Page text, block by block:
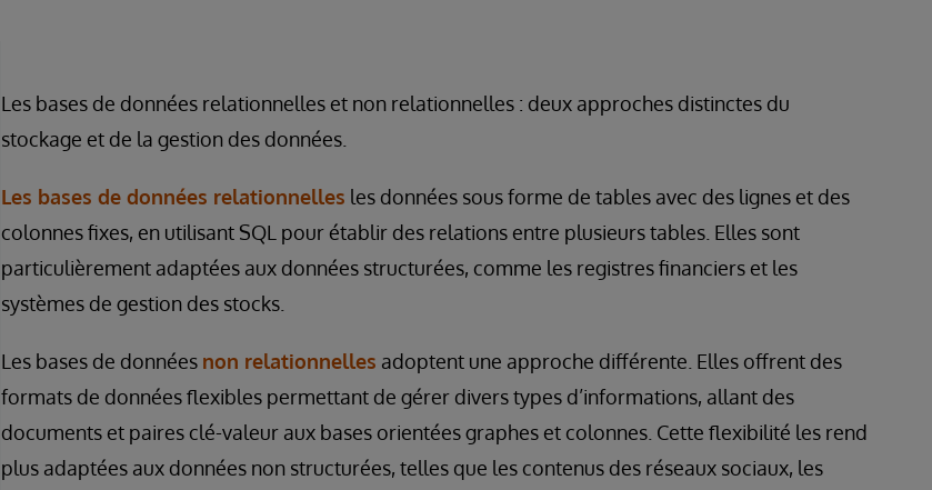
Les bases de données relationnelles et non relationnelles : deux approches distinctes du
stockage et de la gestion des données.
Les bases de données relationnelles les données sous forme de tables avec des lignes et des
colonnes fixes, en utilisant SQL pour établir des relations entre plusieurs tables. Elles sont
particulièrement adaptées aux données structurées, comme les registres financiers et les
systèmes de gestion des stocks.
Les bases de données non relationnelles adoptent une approche différente. Elles offrent des
formats de données flexibles permettant de gérer divers types d’informations, allant des
documents et paires clé-valeur aux bases orientées graphes et colonnes. Cette flexibilité les rend
plus adaptées aux données non structurées, telles que les contenus des réseaux sociaux, les